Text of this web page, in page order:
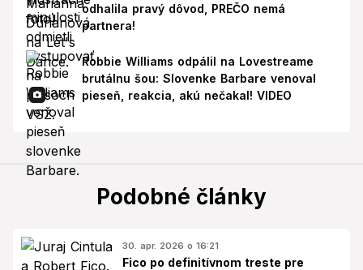
odhalila pravý dôvod, PREČO nemá
partnera!
Robbie Williams odpálil na Lovestreame
brutálnu šou: Slovenke Barbare venoval
pieseň, reakcia, akú nečakal! VIDEO
Podobné články
30. apr. 2026 o 16:21
Fico po definitívnom treste pre